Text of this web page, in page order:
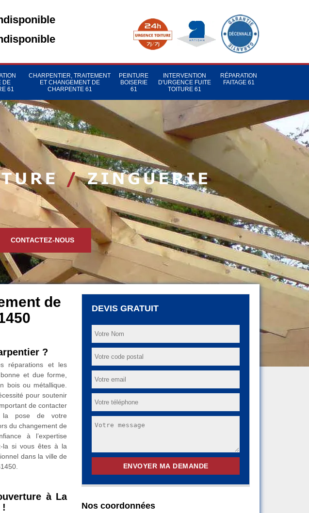
DE
61
CHARPENTIER, TRAITEMENT
ET CHANGEMENT DE
CHARPENTE 61
PEINTURE
BOISERIE
61
INTERVENTION
D'URGENCE FUITE
TOITURE 61
RÉPARATION
FAITAGE 61
CONTACTEZ-NOUS
de
?
réparations et les
et due forme,
bois ou métallique.
pour soutenir
de contacter
la pose de votre
du changement de
à l’expertise
la si vous êtes à la
dans la ville de
à La
!
DEVIS GRATUIT
Nos coordonnées